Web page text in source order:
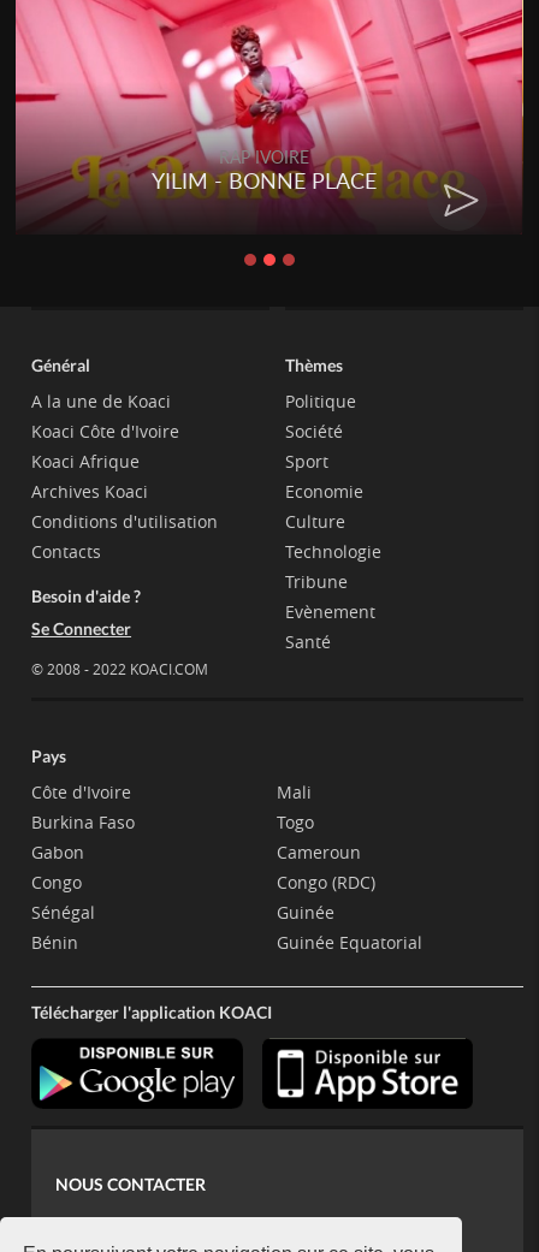
RAP IVOIRE
YILIM - BONNE PLACE
Général
A la une de Koaci
Koaci Côte d'Ivoire
Koaci Afrique
Archives Koaci
Conditions d'utilisation
Contacts
Besoin d'aide ?
Se Connecter
© 2008 - 2022 KOACI.COM
Thèmes
Politique
Société
Sport
Economie
Culture
Technologie
Tribune
Evènement
Santé
Pays
Côte d'Ivoire
Burkina Faso
Gabon
Congo
Sénégal
Bénin
Mali
Togo
Cameroun
Congo (RDC)
Guinée
Guinée Equatorial
Télécharger l'application KOACI
NOUS CONTACTER